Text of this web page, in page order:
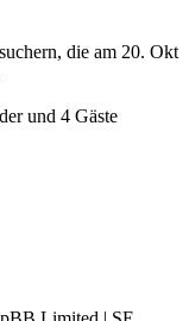
die am 20. Okt
und 4 Gäste